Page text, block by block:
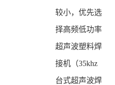
较小，优先选
择高频低功率
超声波塑料焊
接机（35khz
台式超声波焊